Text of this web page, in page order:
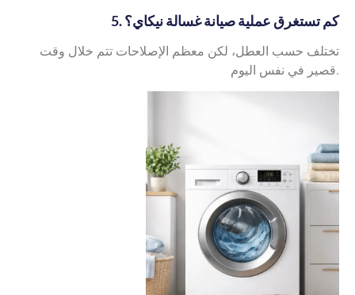
5. كم تستغرق عملية صيانة غسالة نيكاي؟
تختلف حسب العطل، لكن معظم الإصلاحات تتم خلال وقت
قصير في نفس اليوم.